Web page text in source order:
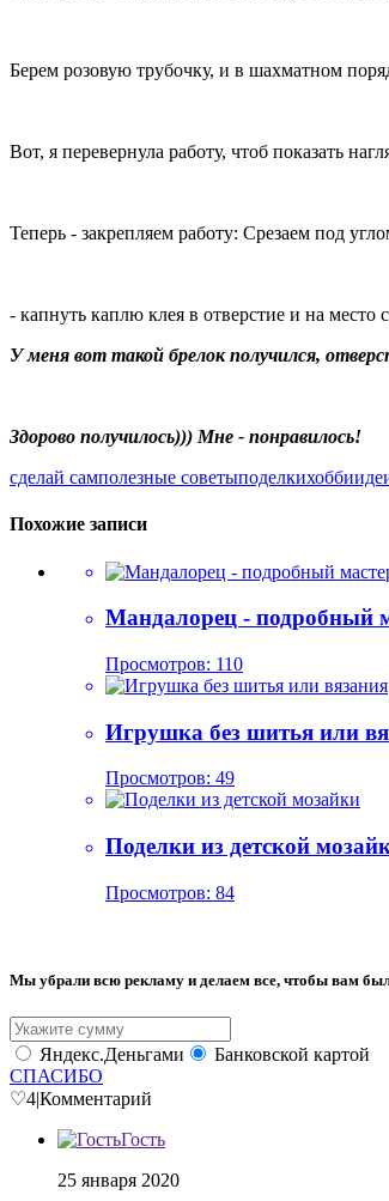
Берем розовую трубочку, и в шахматном
Вот, я перевернула работу, чтоб показать
Теперь - закрепляем работу: Срезаем под
- капнуть каплю клея в отверстие и на
У меня вот такой брелок получился,
Здорово получилось))) Мне - понравилось!
сделай самполезные советыподелкихобби
Похожие записи
Мандалорец - подробный
Просмотров: 110
Игрушка без шитья или
Просмотров: 49
Поделки из детской
Просмотров: 84
Мы убрали всю рекламу и делаем все, чтобы вам
Яндекс.Деньгами
Банковской картой
СПАСИБО
♡4|Комментарий
Гость
25 января 2020